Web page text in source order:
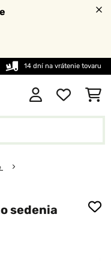
14 dní na vrátenie tovaru
sedenia